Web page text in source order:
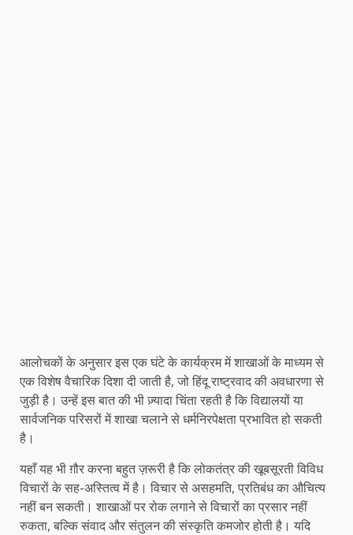
आलोचकों के अनुसार इस एक घंटे के कार्यक्रम में शाखाओं के माध्यम से
एक विशेष वैचारिक दिशा दी जाती है, जो हिंदू राष्ट्रवाद की अवधारणा से
जुड़ी है। उन्हें इस बात की भी ज़्यादा चिंता रहती है कि विद्यालयों या
सार्वजनिक परिसरों में शाखा चलाने से धर्मनिरपेक्षता प्रभावित हो सकती
है।
यहाँ यह भी ग़ौर करना बहुत ज़रूरी है कि लोकतंत्र की खूबसूरती विविध
विचारों के सह-अस्तित्व में है। विचार से असहमति, प्रतिबंध का औचित्य
नहीं बन सकती। शाखाओं पर रोक लगाने से विचारों का प्रसार नहीं
रुकता, बल्कि संवाद और संतुलन की संस्कृति कमजोर होती है। यदि